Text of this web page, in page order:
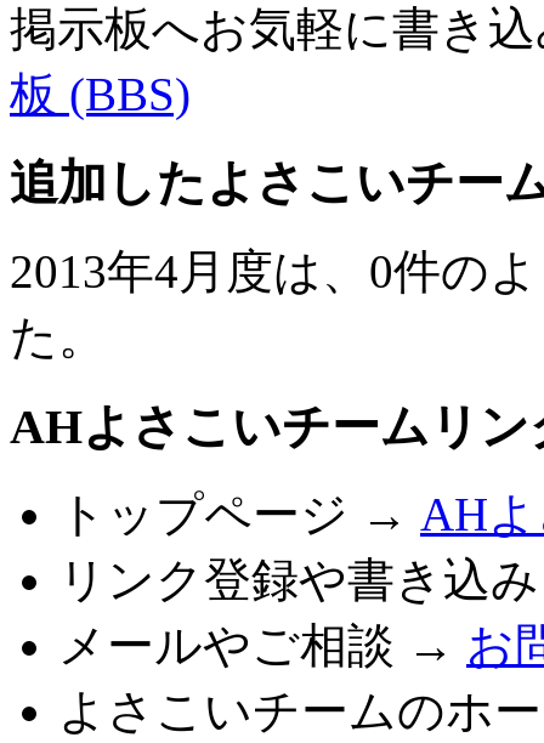
掲示板へお気軽に書き
板 (BBS)
追加したよさこいチー
2013年4月度は、0件の
た。
AHよさこいチームリン
トップページ → AH
リンク登録や書き込
メールやご相談 → お
よさこいチームのホ